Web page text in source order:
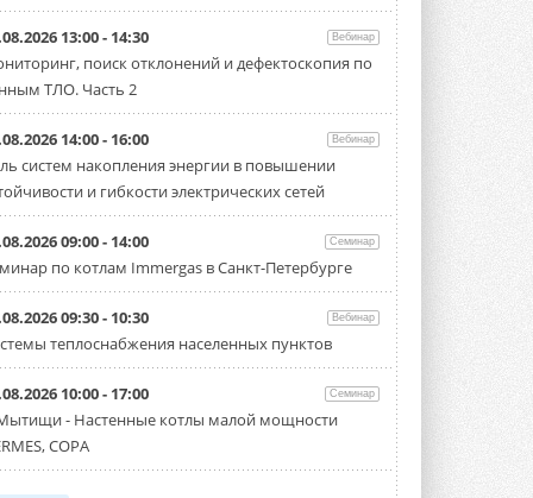
Samsung выпускает VRF-
систему DVM на R32
Линейка включает семь типоразмеров
производительностью от 22,4 до 56 кВт.
Суммарная длина трубопроводов ...
«СиСофт Девелопмент» подвел
итоги конкурса студенческих
проектов «ТИМ-лидеры 2026»
Новый сезон конкурса «ТИМ-лидеры»
стартует уже в сентябре 2026 года ...
3 АВГУСТА 2026
«Русклимат» укрепляет
партнёрство за Уралом
Президент Омского землячества в
Москве Михаил Тимошенко посетил
Омск с трёхдневным рабочим визитом ...
флагманский чиллер AquaEdge
13:00 - 14:30 Вебинар
поиск отклонений и дефектоскопия по
ТЛО. Часть 2
14:00 - 16:00 Вебинар
систем накопления энергии в повышении
и гибкости электрических сетей
09:00 - 14:00 Семинар
по котлам Immergas в Санкт-Петербурге
09:30 - 10:30 Вебинар
теплоснабжения населенных пунктов
10:00 - 17:00 Семинар
- Настенные котлы малой мощности
COPA